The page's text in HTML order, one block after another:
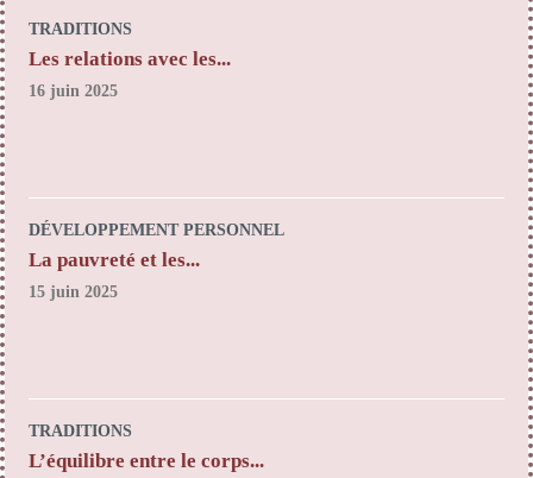
TRADITIONS
Les relations avec les...
16 juin 2025
DÉVELOPPEMENT PERSONNEL
La pauvreté et les...
15 juin 2025
TRADITIONS
L’équilibre entre le corps...